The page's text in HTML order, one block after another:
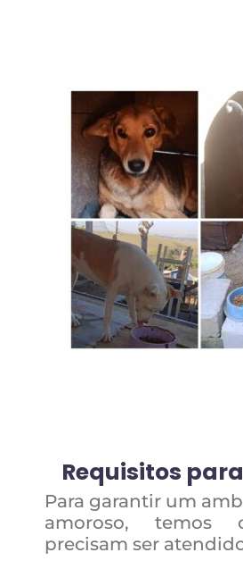
Requisitos
Para garantir um
amoroso, temos
precisam ser